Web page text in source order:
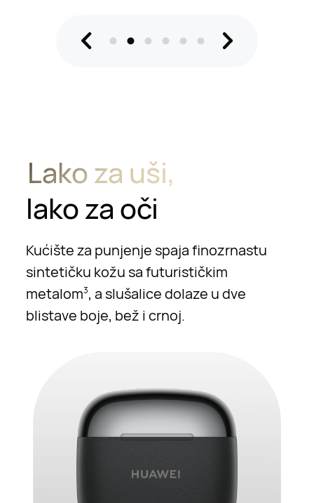
Lako za uši,
lako za oči
Kućište za punjenje spaja finozrnastu
sintetičku kožu sa futurističkim
metalom3, a slušalice dolaze u dve
blistave boje, bež i crnoj.